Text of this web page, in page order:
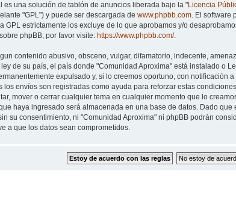
es una solución de tablón de anuncios liberada bajo la "Licencia
"GPL") y puede ser descargada de www.phpbb.com. El software
GPL estrictamente los excluye de lo que aprobamos y/o
phpBB, por favor visite: https://www.phpbb.com/.
contenido abusivo, obsceno, vulgar, difamatorio, indecente,
de su país, el país donde "Comunidad Aproxima" está instalado o
expulsado y, si lo creemos oportuno, con notificación
los envíos son registradas como ayuda para reforzar estas
mover o cerrar cualquier tema en cualquier momento que lo
haya ingresado será almacenada en una base de datos. Dado que
su consentimiento, ni "Comunidad Aproxima" ni phpBB podrán
a que los datos sean comprometidos.